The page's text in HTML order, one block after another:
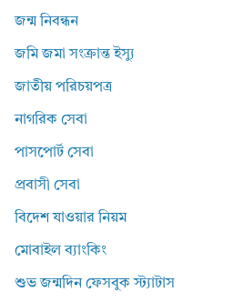
জন্ম নিবন্ধন
জমি জমা সংক্রান্ত ইস্যু
জাতীয় পরিচয়পত্র
নাগরিক সেবা
পাসপোর্ট সেবা
প্রবাসী সেবা
বিদেশ যাওয়ার নিয়ম
মোবাইল ব্যাংকিং
শুভ জন্মদিন ফেসবুক স্ট্যাটাস